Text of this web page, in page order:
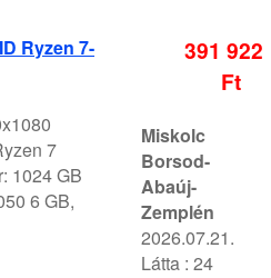
Ryzen 7-
7
1024 GB
6 GB,
391 922
Ft
Miskolc
Borsod-
Abaúj-
Zemplén
2026.07.21.
Látta : 24